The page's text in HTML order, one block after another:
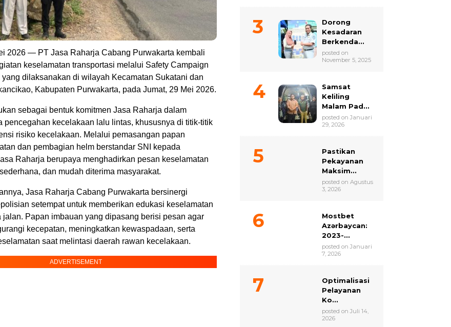
2026 — PT Jasa Raharja Cabang Purwakarta kembali
keselamatan transportasi melalui Safety Campaign
dilaksanakan di wilayah Kecamatan Sukatani dan
Kabupaten Purwakarta, pada Jumat, 29 Mei 2026.
sebagai bentuk komitmen Jasa Raharja dalam
pencegahan kecelakaan lalu lintas, khususnya di titik-titik
risiko kecelakaan. Melalui pemasangan papan
dan pembagian helm berstandar SNI kepada
Raharja berupaya menghadirkan pesan keselamatan
dan mudah diterima masyarakat.
Jasa Raharja Cabang Purwakarta bersinergi
setempat untuk memberikan edukasi keselamatan
jalan. Papan imbauan yang dipasang berisi pesan agar
kecepatan, meningkatkan kewaspadaan, serta
saat melintasi daerah rawan kecelakaan.
ADVERTISEMENT
Dorong
Kesadaran
Berkenda...
posted on
November 5, 2025
Samsat
Keliling
Malam Pad...
posted on Januari
29, 2026
Pastikan
Pekayanan
Maksim...
posted on Agustus
3, 2026
Mostbet
Azərbaycan:
2023-...
posted on Januari
7, 2026
Optimalisasi
Pelayanan
Ko...
posted on Juli 14,
2026